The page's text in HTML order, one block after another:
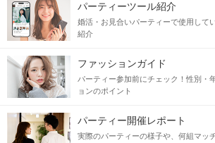
JR三ノ宮駅からのアクセス
パーティーツール紹介
婚活・お見合いパーティーで使用して
紹介
ファッションガイド
パーティー参加前にチェック！性別・
ョンのポイント
パーティー開催レポート
実際のパーティーの様子や、何組マッ